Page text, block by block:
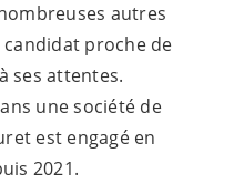
autres
proche de
ses attentes.
une société de
est engagé en
2021.